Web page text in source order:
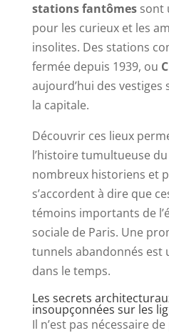
stations fantômessont
pour les curieux et les
insolites. Des stations
fermée depuis 1939, ou
aujourd’hui des vestiges
la capitale.
Découvrir ces lieux
l’histoire tumultueuse
nombreux historiens et
s’accordent à dire que
témoins importants de
sociale de Paris. Une
tunnels abandonnés est
dans le temps.
Les secrets
insoupçonnées sur les
Il n’est pas nécessaire